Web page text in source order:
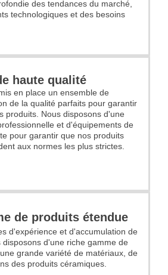
des tendances du marché,
technologiques et des besoins
haute qualité
en place un ensemble de
de la qualité parfaits pour garantir
produits. Nous disposons d'une
et d'équipements de
pour garantir que nos produits
aux normes les plus strictes.
de produits étendue
d'expérience et d'accumulation de
d'une riche gamme de
grande variété de matériaux, de
des produits céramiques.